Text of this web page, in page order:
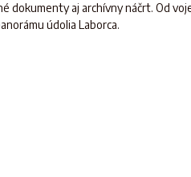
dokumenty aj archívny náčrt. Od
údolia Laborca.